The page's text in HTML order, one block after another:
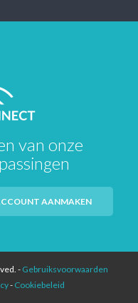
van onze
AANMAKEN
- Gebruiksvoorwaarden
- Cookiebeleid